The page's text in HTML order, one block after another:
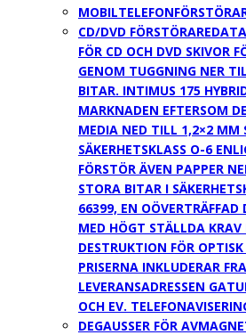
CD/DVD FÖRSTÖRARE
FÖR CD OCH DVD SKIVOR
GENOM TUGGNING NER
BITAR. INTIMUS 175
MARKNADEN EFTERSOM
MEDIA NED TILL 1,2×2 MM
SÄKERHETSKLASS O-6
FÖRSTÖR ÄVEN PAPPER
STORA BITAR I
66399, EN OÖVERTRÄFFAD
MED HÖGT STÄLLDA KRAV
DESTRUKTION FÖR
PRISERNA INKLUDERAR
LEVERANSADRESSEN
OCH EV.
DEGAUSSER FÖR